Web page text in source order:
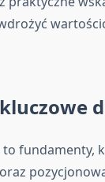
fundamenty,
oraz